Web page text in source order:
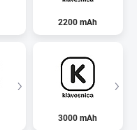
2200 mAh
3000 mAh